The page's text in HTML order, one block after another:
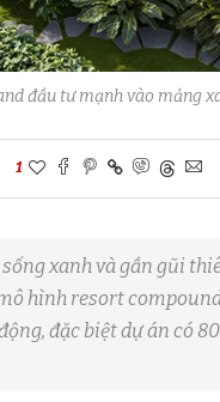
đầu tư mạnh vào mảng
1
xanh và gần gũi
hình resort
đặc biệt dự án có